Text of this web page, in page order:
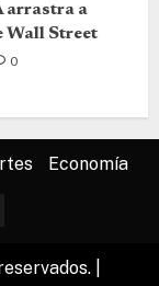
arrastra a
Wall Street
0
Economía